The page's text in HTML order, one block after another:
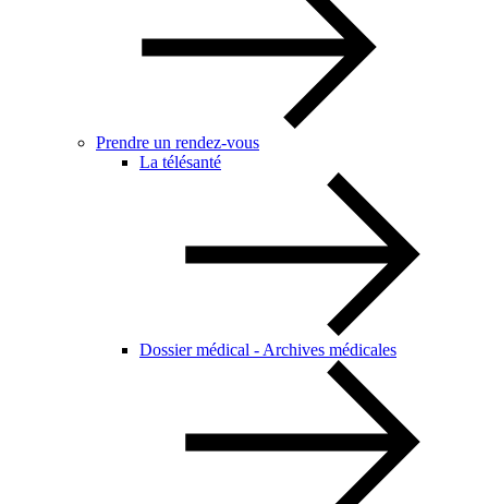
Prendre un rendez-vous
La télésanté
Dossier médical - Archives médicales